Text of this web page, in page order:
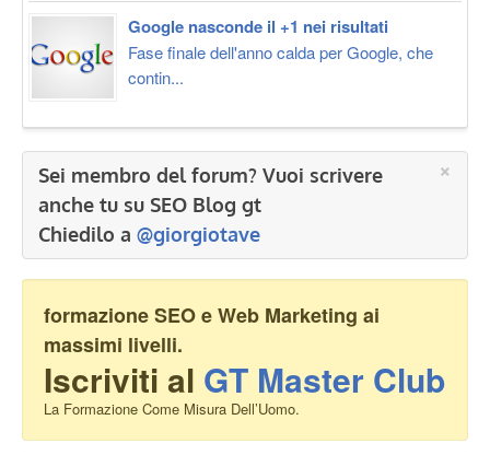
Google nasconde il +1 nei risultati
Fase finale dell'anno calda per Google, che
contin...
×
Sei membro del forum? Vuoi scrivere
anche tu su SEO Blog gt
Chiedilo a @giorgiotave
formazione SEO e Web Marketing ai
massimi livelli.
Iscriviti al GT Master Club
La Formazione Come Misura Dell’Uomo.